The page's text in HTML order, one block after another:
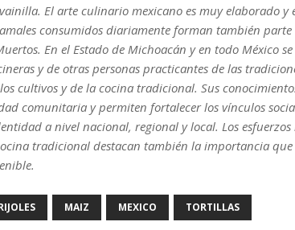
El arte culinario mexicano es muy elaborado y
consumidos diariamente forman también parte
En el Estado de Michoacán y en todo México
y de otras personas practicantes de las
cultivos y de la cocina tradicional. Sus
comunitaria y permiten fortalecer los vínculos
a nivel nacional, regional y local. Los esfuerzos
tradicional destacan también la importancia que
MAIZ MEXICO TORTILLAS